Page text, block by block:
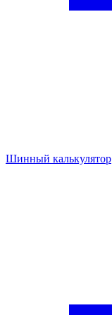
Шинный калькулятор